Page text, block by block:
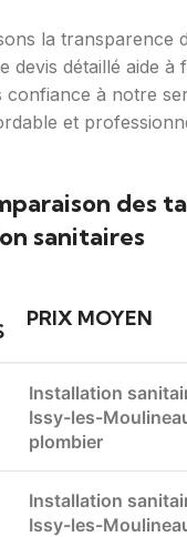
la transparence
devis détaillé aide à
confiance à notre
et
des
sanitaires
PRIX MOYEN
Installation
Issy-les-
plombier
Installation
Issy-les-